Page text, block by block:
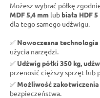
Możesz wybrać półkę
MDF 5,4 mm lub biała HDF
dla tego samego udźwigu.
✅ Nowoczesna technologia
użycia narzędzi.
✅ Udźwig półki 350 kg,
przenosić cięższy sprzęt lub
✅ Możliwość
bezpieczeństwa.